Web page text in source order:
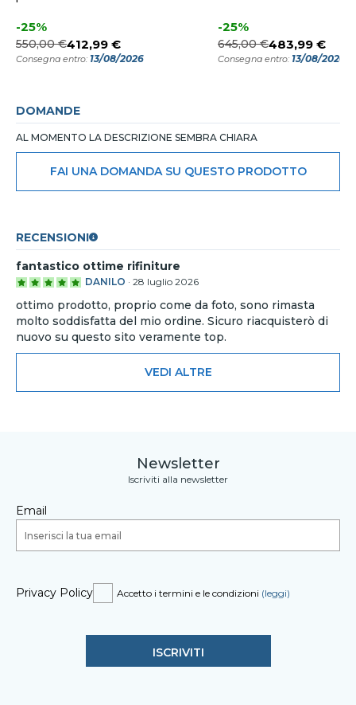
-25%
550,00 €412,99 €
Consegna entro: 13/08/2026
-25%
645,00 €483,99 €
Consegna entro: 13/08/2026
DOMANDE
AL MOMENTO LA DESCRIZIONE SEMBRA CHIARA
FAI UNA DOMANDA SU QUESTO PRODOTTO
RECENSIONI
fantastico ottime rifiniture
DANILO · 28 luglio 2026
ottimo prodotto, proprio come da foto, sono rimasta
molto soddisfatta del mio ordine. Sicuro riacquisterò di
nuovo su questo sito veramente top.
VEDI ALTRE
Newsletter
Iscriviti alla newsletter
Email
Privacy Policy Accetto i termini e le condizioni (leggi)